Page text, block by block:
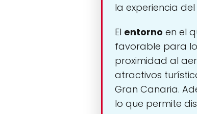
la experiencia del
El entorno en el
favorable para
proximidad al
atractivos
Gran Canaria.
lo que permite